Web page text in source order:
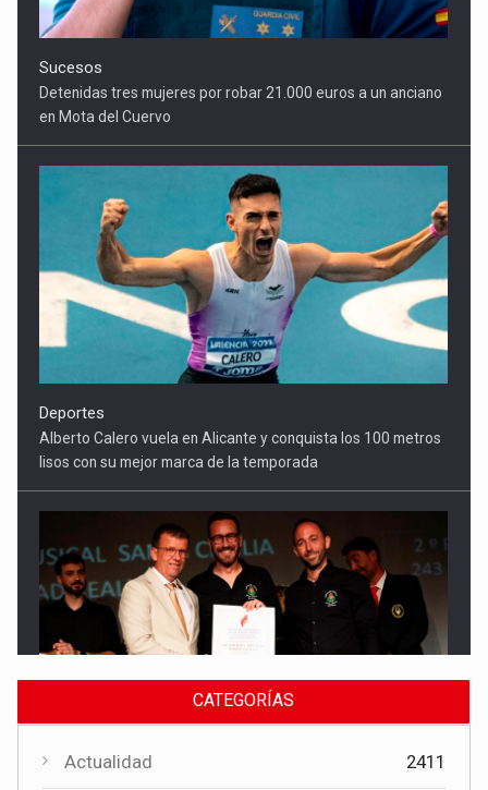
Deportes
Alberto Calero vuela en Alicante y conquista los 100 metros
lisos con su mejor marca de la temporada
Cultura
El Gobierno regional apoya el Certamen de Bandas de Mota
del Cuervo con 18.000 euros
CATEGORÍAS
Actualidad 2411